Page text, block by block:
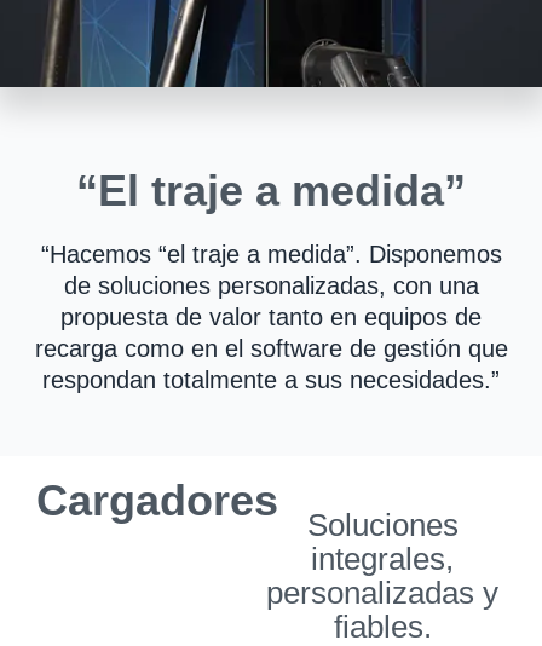
“Hacemos “el traje a medida”. Disponemos
de soluciones personalizadas, con una
propuesta de valor tanto en equipos de
recarga como en el software de gestión que
respondan totalmente a sus necesidades.”
“El traje a medida”
Cargadores
e-
Soluciones
integrales,
personalizadas y
fiables.